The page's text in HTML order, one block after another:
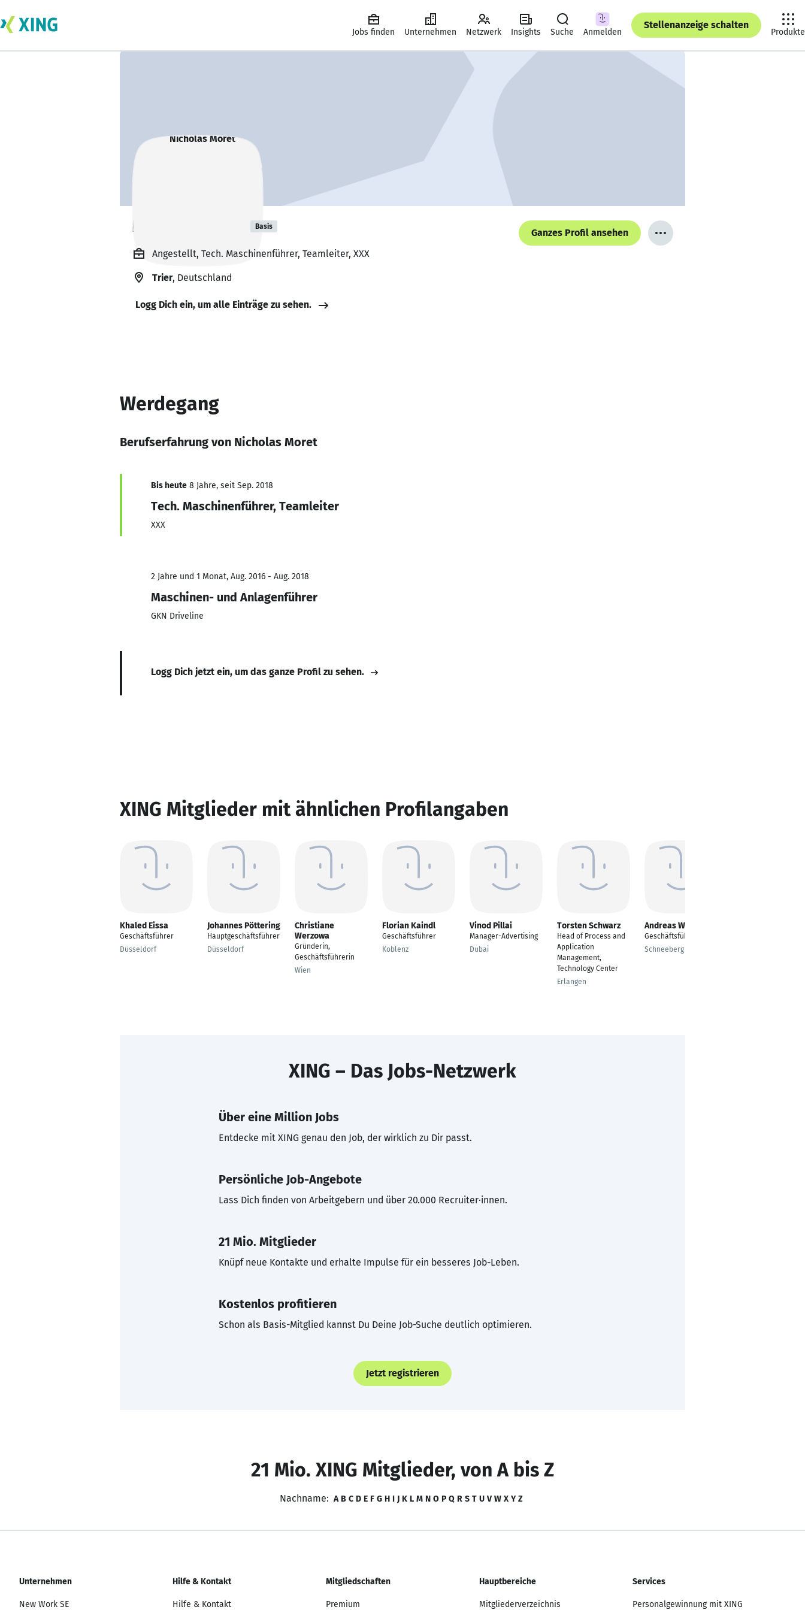
Jobs finden Unternehmen Netzwerk Insights Suche Anmelden
Stellenanzeige schalten
Produkte
Nicholas Moret Basis
Ganzes Profil ansehen
Angestellt, Tech. Maschinenführer, Teamleiter, XXX
Trier, Deutschland
Logg Dich ein, um alle Einträge zu sehen.
Werdegang
Berufserfahrung von Nicholas Moret
Bis heute 8 Jahre, seit Sep. 2018
Tech. Maschinenführer, Teamleiter
XXX
2 Jahre und 1 Monat, Aug. 2016 - Aug. 2018
Maschinen- und Anlagenführer
GKN Driveline
Logg Dich jetzt ein, um das ganze Profil zu sehen.
XING Mitglieder mit ähnlichen Profilangaben
Khaled Eissa
Geschäftsführer
Düsseldorf
Johannes Pöttering
Hauptgeschäftsführer
Düsseldorf
Christiane
Werzowa
Gründerin,
Geschäftsführerin
Wien
Florian Kaindl
Geschäftsführer
Koblenz
Vinod Pillai
Manager-Advertising
Dubai
Torsten Schwarz
Head of Process and
Application
Management,
Technology Center
Erlangen
Andreas Weigel
Geschäftsführer
Schneeberg
XING – Das Jobs-Netzwerk
Über eine Million Jobs
Entdecke mit XING genau den Job, der wirklich zu Dir passt.
Persönliche Job-Angebote
Lass Dich finden von Arbeitgebern und über 20.000 Recruiter·innen.
21 Mio. Mitglieder
Knüpf neue Kontakte und erhalte Impulse für ein besseres Job-Leben.
Kostenlos profitieren
Schon als Basis-Mitglied kannst Du Deine Job-Suche deutlich optimieren.
Jetzt registrieren
21 Mio. XING Mitglieder, von A bis Z
Nachname: A B C D E F G H I J K L M N O P Q R S T U V W X Y Z
Unternehmen
New Work SE
Hilfe & Kontakt
Hilfe & Kontakt
Mitgliedschaften
Premium
Hauptbereiche
Mitgliederverzeichnis
Services
Personalgewinnung mit XING